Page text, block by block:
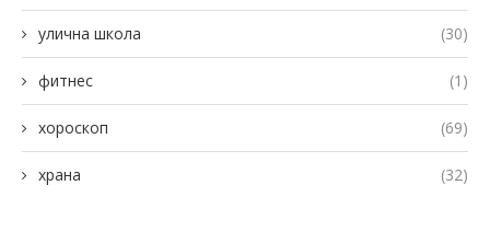
улична школа (30)
фитнес (1)
хороскоп (69)
храна (32)